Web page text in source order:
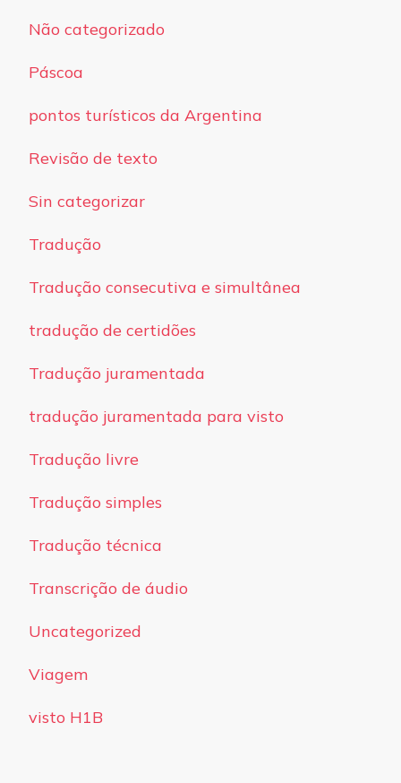
Não categorizado
Páscoa
pontos turísticos da Argentina
Revisão de texto
Sin categorizar
Tradução
Tradução consecutiva e simultânea
tradução de certidões
Tradução juramentada
tradução juramentada para visto
Tradução livre
Tradução simples
Tradução técnica
Transcrição de áudio
Uncategorized
Viagem
visto H1B